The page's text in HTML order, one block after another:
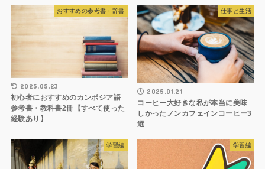
おすすめの参考書・辞書
2025.05.23
初心者におすすめのカンボジア語
参考書・教科書2冊【すべて使った
経験あり】
仕事と生活
2025.01.21
コーヒー大好きな私が本当に美味
しかったノンカフェインコーヒー3
選
学習編 学習編